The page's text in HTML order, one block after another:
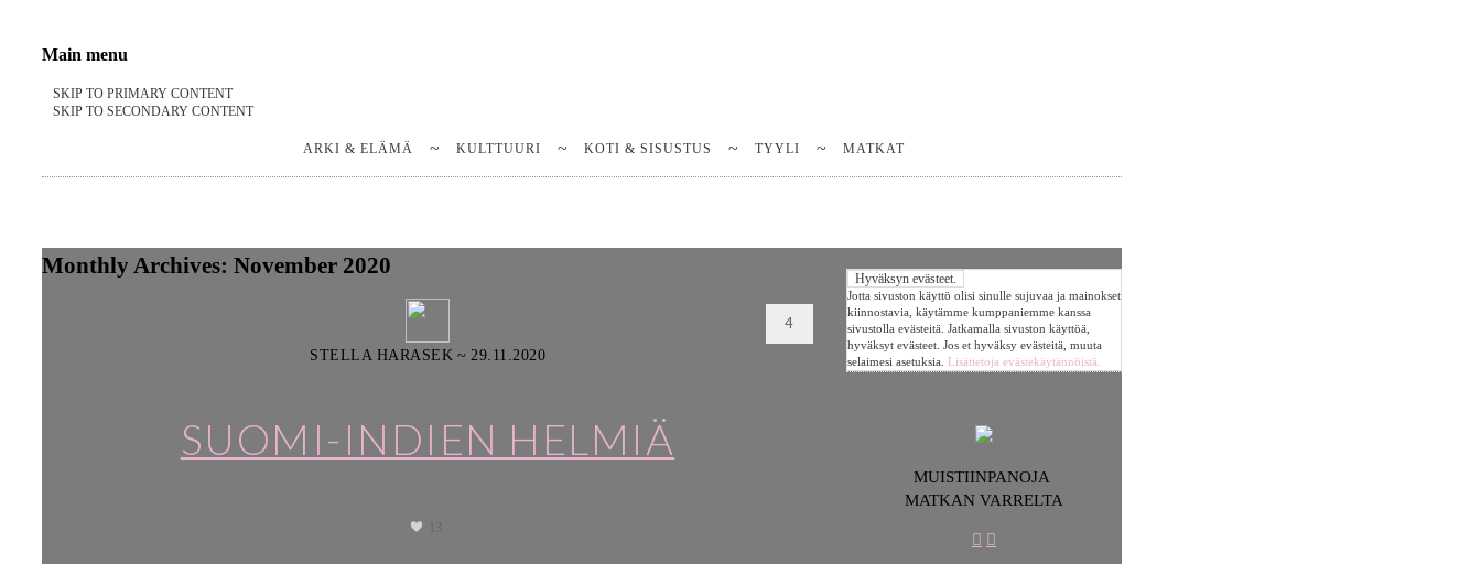
Notes on a life
Stella Harasek & Jarno Jussila
Main menu
SKIP TO PRIMARY CONTENT
SKIP TO SECONDARY CONTENT
ARKI & ELÄMÄ KULTTUURI KOTI & SISUSTUS TYYLI MATKAT
Monthly Archives: November 2020
STELLA HARASEK ~ 29.11.2020
SUOMI-INDIEN HELMIÄ
4
Jotta sivuston käyttö olisi sinulle sujuvaa ja mainokset
kiinnostavia, käytämme kumppaniemme kanssa
sivustolla evästeitä. Jatkamalla sivuston käyttöä,
hyväksyt evästeet. Jos et hyväksy evästeitä, muuta
selaimesi asetuksia. Lisätietoja evästekäytännöistä.
MUISTIINPANOJA
MATKAN VARRELTA